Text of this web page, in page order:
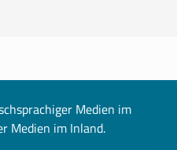
Medien im
Medien im Inland.